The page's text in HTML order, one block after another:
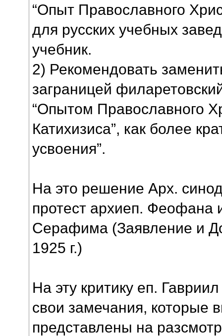
“Опыт Православного
для русских учебных
учебник.
2) Рекомендовать
заграницей
“Опытом Православного
Катихизиса”, как более
усвоения”.
На это решение Арх.
протест архиеп. Феофана
Серафима (Заявление и
1925 г.)
На эту критику еп.
свои замечания, которые
представлены на